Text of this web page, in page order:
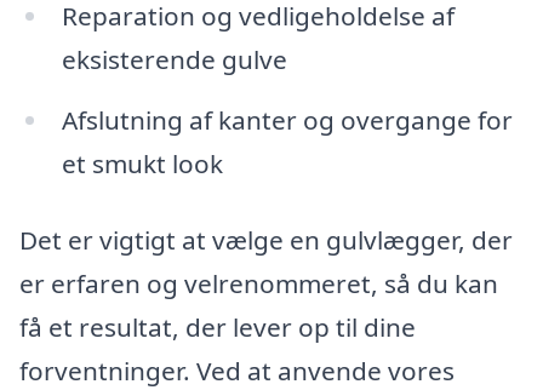
Reparation og vedligeholdelse af
eksisterende gulve
Afslutning af kanter og overgange for
et smukt look
Det er vigtigt at vælge en gulvlægger, der
er erfaren og velrenommeret, så du kan
få et resultat, der lever op til dine
forventninger. Ved at anvende vores